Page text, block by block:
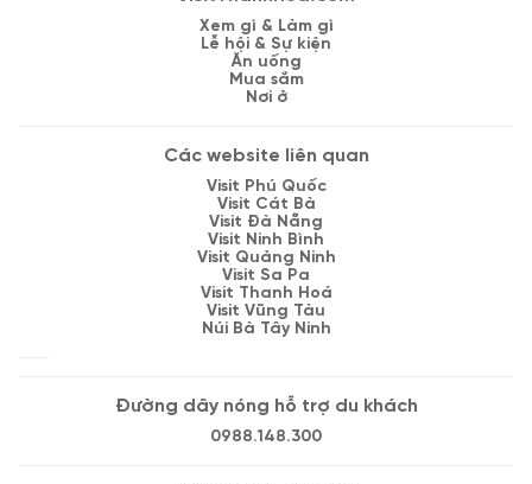
Xem gì & Làm gì
Lễ hội & Sự kiện
Ăn uống
Mua sắm
Nơi ở
Các website liên quan
Visit Phú Quốc
Visit Cát Bà
Visit Đà Nẵng
Visit Ninh Bình
Visit Quảng Ninh
Visit Sa Pa
Visit Thanh Hoá
Visit Vũng Tàu
Núi Bà Tây Ninh
Đường dây nóng hỗ trợ du khách
0988.148.300